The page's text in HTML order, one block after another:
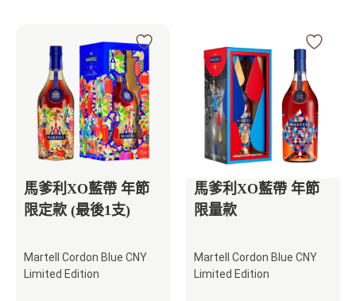
馬爹利XO藍帶 年節
限定款 (最後1支)
Martell Cordon Blue CNY
Limited Edition
馬爹利XO藍帶 年節
限量款
Martell Cordon Blue CNY
Limited Edition